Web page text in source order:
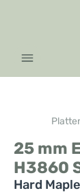
Zum
25 mm
H3860
Hard